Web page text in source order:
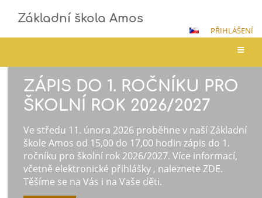
Základní škola Amos
PŘIHLÁŠENÍ
Hlavní
stránka
ZÁPIS DO 1. ROČNÍKU PRO
ŠKOLNÍ ROK 2026/2027
Ve středu 11. února 2026 proběhne v naší Základní
škole Amos od 15,00 do 17,00 hodin zápis do 1.
ročníku pro školní rok 2026/2027. Více informací,
včetně elektronické přihlášky , naleznete ZDE.
Těšíme se na Vás i na Vaše děti.